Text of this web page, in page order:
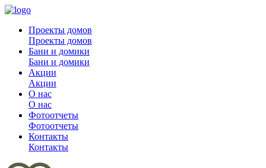
Проекты домов
Проекты домов
Бани и домики
Бани и домики
Акции
Акции
О нас
О нас
Фотоотчеты
Фотоотчеты
Контакты
Контакты